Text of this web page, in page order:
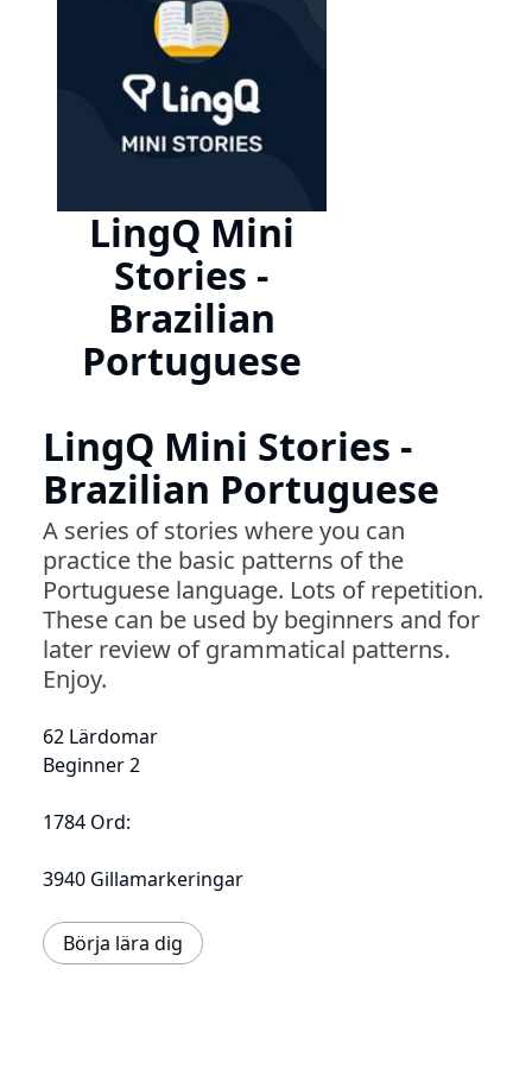
LingQ Mini
Stories -
Brazilian
Portuguese
LingQ Mini Stories -
Brazilian Portuguese
A series of stories where you can
practice the basic patterns of the
Portuguese language. Lots of repetition.
These can be used by beginners and for
later review of grammatical patterns.
Enjoy.
62 Lärdomar
Beginner 2
1784 Ord:
3940 Gillamarkeringar
Börja lära dig